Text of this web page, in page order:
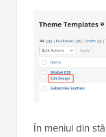
În meniul din